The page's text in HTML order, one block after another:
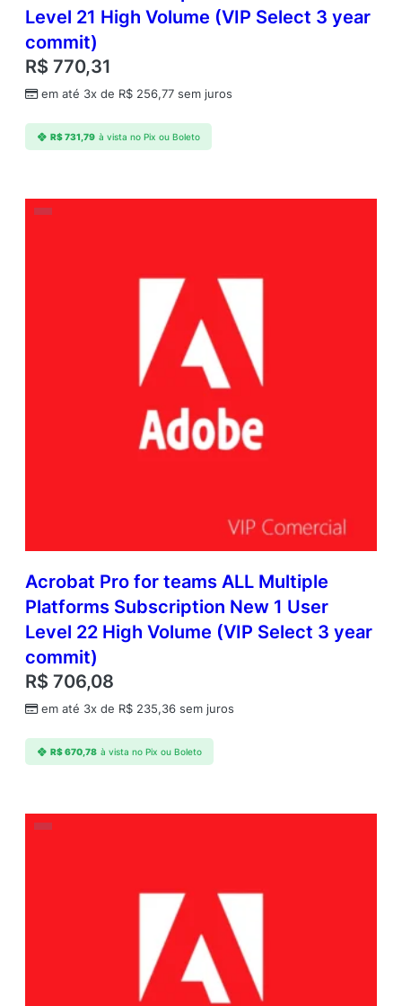
Level 21 High Volume (VIP Select 3 year
commit)
R$ 770,31
em até 3x de R$ 256,77 sem juros
R$731,79 à vista no Pix ou Boleto
Acrobat Pro for teams ALL Multiple
Platforms Subscription New 1 User
Level 22 High Volume (VIP Select 3 year
commit)
R$ 706,08
em até 3x de R$ 235,36 sem juros
R$670,78 à vista no Pix ou Boleto